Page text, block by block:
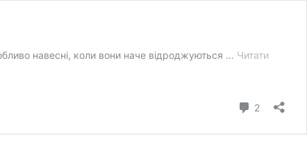
навесні, коли вони наче відроджуються … Читати
2коментарі